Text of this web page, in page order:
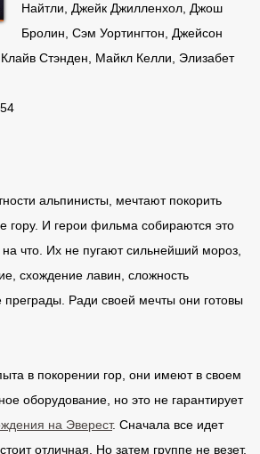
Найтли, Джейк Джилленхол, Джош
Бролин, Сэм Уортингтон, Джейсон
Стэнден, Майкл Келли, Элизабет
альпинисты, мечтают покорить
гору. И герои фильма собираются это
что. Их не пугают сильнейший мороз,
схождение лавин, сложность
преграды. Ради своей мечты они готовы
в покорении гор, они имеют в своем
оборудование, но это не гарантирует
на Эверест. Сначала все идет
отличная. Но затем группе не везет,